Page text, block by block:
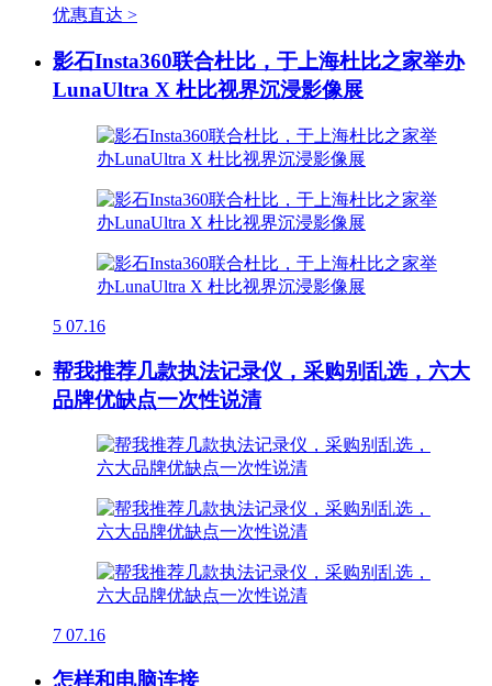
优惠直达 >
影石Insta360联合杜比，于上海杜比之家举办
LunaUltra X 杜比视界沉浸影像展
5 07.16
帮我推荐几款执法记录仪，采购别乱选，六大
品牌优缺点一次性说清
7 07.16
怎样和电脑连接